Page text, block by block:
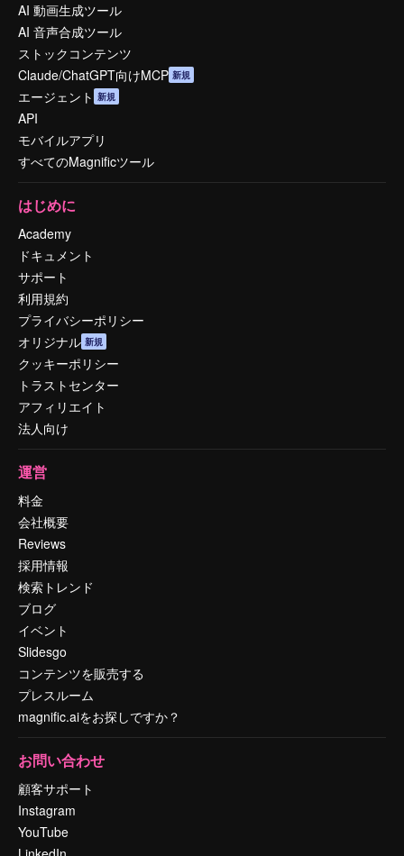
AI 動画生成ツール
AI 音声合成ツール
ストックコンテンツ
Claude/ChatGPT向けMCP 新規
エージェント 新規
API
モバイルアプリ
すべてのMagnificツール
はじめに
Academy
ドキュメント
サポート
利用規約
プライバシーポリシー
オリジナル 新規
クッキーポリシー
トラストセンター
アフィリエイト
法人向け
運営
料金
会社概要
Reviews
採用情報
検索トレンド
ブログ
イベント
Slidesgo
コンテンツを販売する
プレスルーム
magnific.aiをお探しですか？
お問い合わせ
顧客サポート
Instagram
YouTube